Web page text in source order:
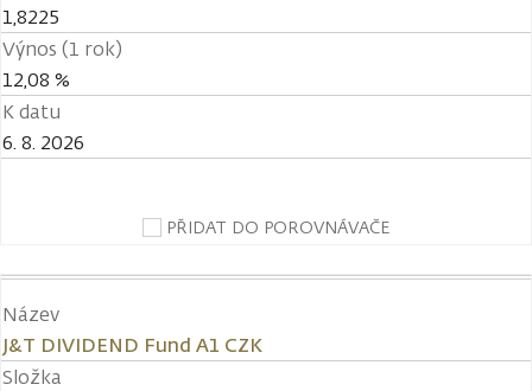
1,8225
Výnos (1 rok)
12,08 %
K datu
6. 8. 2026
PŘIDAT DO POROVNÁVAČE
Název
J&T DIVIDEND Fund A1 CZK
Složka